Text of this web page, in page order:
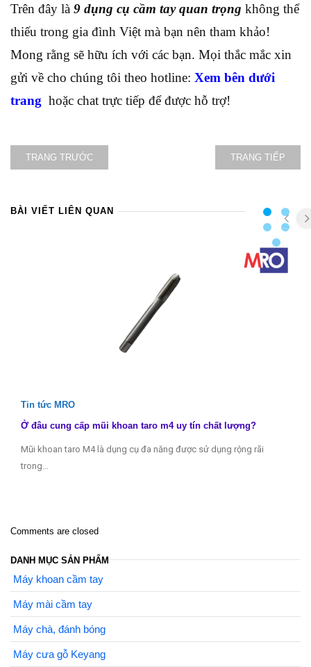
Trên đây là 9 dụng cụ cầm tay quan trọng không thể
thiếu trong gia đình Việt mà bạn nên tham khảo!
Mong rằng sẽ hữu ích với các bạn. Mọi thắc mắc xin
gửi về cho chúng tôi theo hotline: Xem bên dưới
trang hoặc chat trực tiếp để được hỗ trợ!
TRANG TRƯỚC TRANG TIẾP
BÀI VIẾT LIÊN QUAN
Tin tức MRO
Ở đâu cung cấp mũi khoan taro m4 uy tín chất lượng?
Mũi khoan taro M4 là dụng cụ đa năng được sử dụng rộng rãi
trong…
Comments are closed
DANH MỤC SẢN PHẨM
Máy khoan cầm tay
Máy mài cầm tay
Máy chà, đánh bóng
Máy cưa gỗ Keyang